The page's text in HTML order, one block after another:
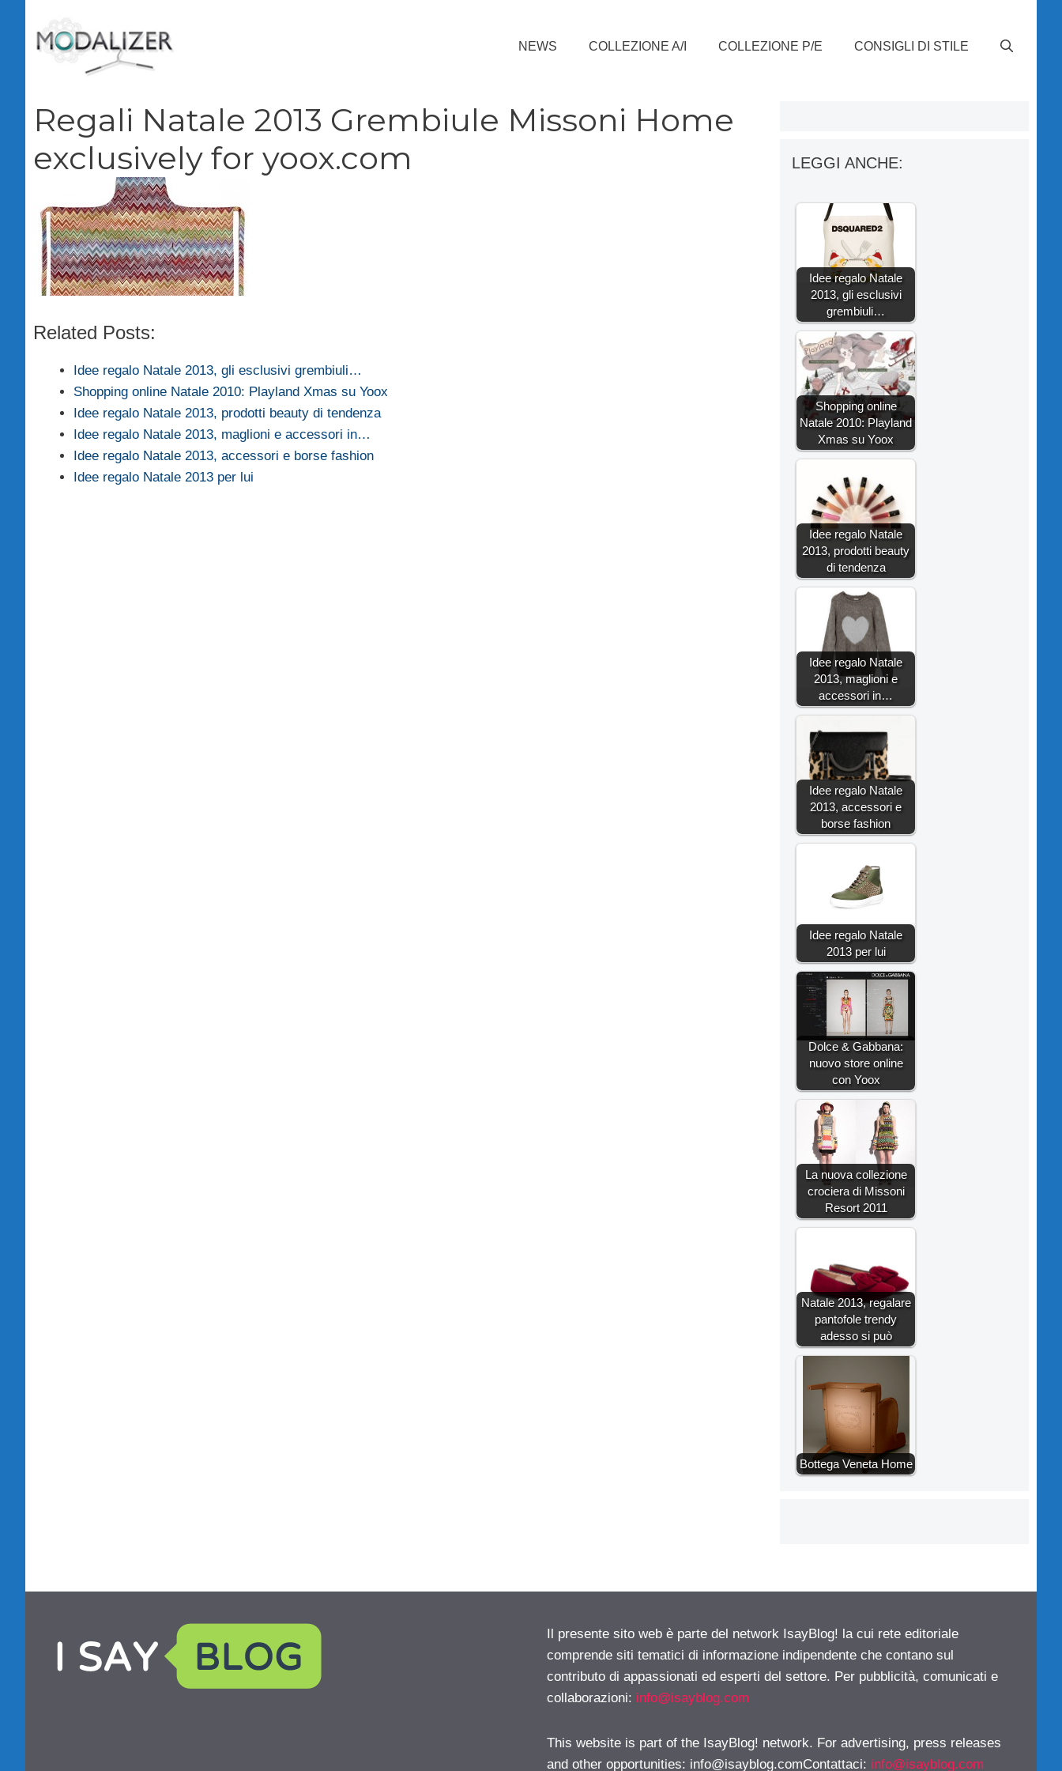
contenuto
NEWS COLLEZIONE A/I COLLEZIONE P/E CONSIGLI DI STILE
Regali Natale 2013 Grembiule Missoni Home
exclusively for yoox.com
Related Posts:
Idee regalo Natale 2013, gli esclusivi grembiuli…
Shopping online Natale 2010: Playland Xmas su Yoox
Idee regalo Natale 2013, prodotti beauty di tendenza
Idee regalo Natale 2013, maglioni e accessori in…
Idee regalo Natale 2013, accessori e borse fashion
Idee regalo Natale 2013 per lui
LEGGI ANCHE:
Idee regalo Natale
2013, gli esclusivi
grembiuli…
Shopping online
Natale 2010: Playland
Xmas su Yoox
Idee regalo Natale
2013, prodotti beauty
di tendenza
Idee regalo Natale
2013, maglioni e
accessori in…
Idee regalo Natale
2013, accessori e
borse fashion
Idee regalo Natale
2013 per lui
Dolce & Gabbana:
nuovo store online
con Yoox
La nuova collezione
crociera di Missoni
Resort 2011
Natale 2013, regalare
pantofole trendy
adesso si può
Bottega Veneta Home
Il presente sito web è parte del network IsayBlog! la cui rete editoriale
comprende siti tematici di informazione indipendente che contano sul
contributo di appassionati ed esperti del settore. Per pubblicità, comunicati e
collaborazioni: info@isayblog.com
This website is part of the IsayBlog! network. For advertising, press releases
and other opportunities: info@isayblog.comContattaci: info@isayblog.com